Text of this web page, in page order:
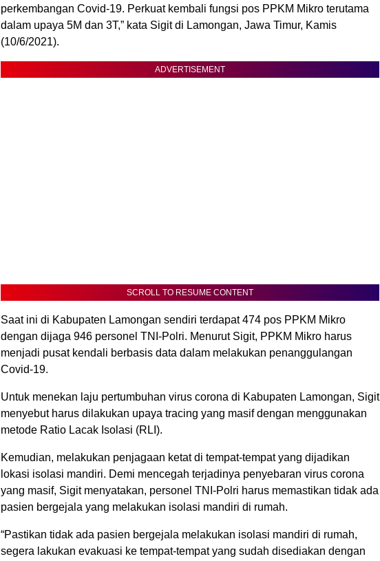
perkembangan Covid-19. Perkuat kembali fungsi pos PPKM Mikro terutama
dalam upaya 5M dan 3T,” kata Sigit di Lamongan, Jawa Timur, Kamis
(10/6/2021).
ADVERTISEMENT
SCROLL TO RESUME CONTENT
Saat ini di Kabupaten Lamongan sendiri terdapat 474 pos PPKM Mikro
dengan dijaga 946 personel TNI-Polri. Menurut Sigit, PPKM Mikro harus
menjadi pusat kendali berbasis data dalam melakukan penanggulangan
Covid-19.
Untuk menekan laju pertumbuhan virus corona di Kabupaten Lamongan, Sigit
menyebut harus dilakukan upaya tracing yang masif dengan menggunakan
metode Ratio Lacak Isolasi (RLI).
Kemudian, melakukan penjagaan ketat di tempat-tempat yang dijadikan
lokasi isolasi mandiri. Demi mencegah terjadinya penyebaran virus corona
yang masif, Sigit menyatakan, personel TNI-Polri harus memastikan tidak ada
pasien bergejala yang melakukan isolasi mandiri di rumah.
“Pastikan tidak ada pasien bergejala melakukan isolasi mandiri di rumah,
segera lakukan evakuasi ke tempat-tempat yang sudah disediakan dengan